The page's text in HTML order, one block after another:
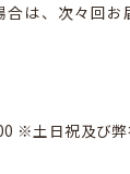
合は、次々回お
※土日祝及び